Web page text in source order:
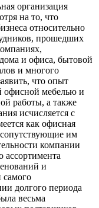
организация
на то, что
относительно
прошедших
и офиса, бытовой
и многого
что опыт
офисной мебелью и
работы, а также
исчисляется с
как офисная
сопутствующие им
компании
и
самого
долгого периода
весьма